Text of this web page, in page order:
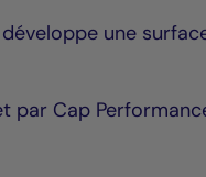
développe une
par Cap